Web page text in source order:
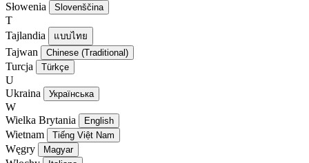
Słowenia Slovenščina
T
Tajlandia
แบบไทย
Tajwan Chinese (Traditional)
Turcja Türkçe
U
Ukraina
Українська
W
Wielka Brytania
English
Wietnam Tiếng Việt Nam
Węgry Magyar